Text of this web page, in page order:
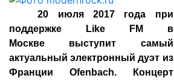
20 июля 2017 года при
поддержке Like FM в
Москве
выступит самый
актуальный электронный дуэт из
Франции Ofenbach. Концерт